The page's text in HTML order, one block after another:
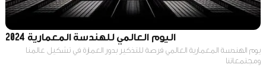
اليوم العالمي للهندسة المعمارية 2024
يوم الهندسة المعمارية العالمي فرصة للتذكير بدور العمارة في تشكيل عالمنا
ومجتمعاتنا